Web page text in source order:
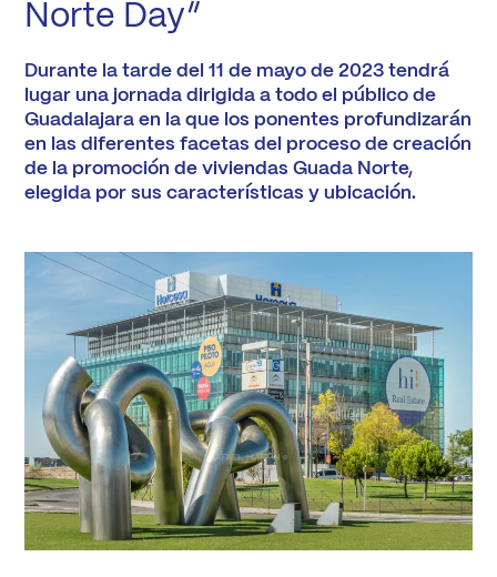
Norte Day”
Durante la tarde del 11 de mayo de 2023 tendrá
lugar una jornada dirigida a todo el público de
Guadalajara en la que los ponentes profundizarán
en las diferentes facetas del proceso de creación
de la promoción de viviendas Guada Norte,
elegida por sus características y ubicación.